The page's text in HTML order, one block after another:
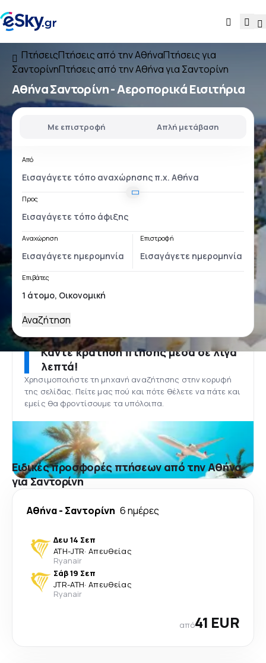
ΠτήσειςΠτήσεις από την ΑθήναΠτήσεις για
ΣαντορίνηΠτήσεις από την Αθήνα για Σαντορίνη
Αθήνα Σαντορίνη- Αεροπορικά Εισιτήρια
Με επιστροφή Απλή μετάβαση
Από
Προς
Αναχώρηση Επιστροφή
Επιβάτες
Αναζήτηση
Κάντε κράτηση πτήσης μέσα σε λίγα
λεπτά!
Χρησιμοποιήστε τη μηχανή αναζήτησης στην κορυφή
της σελίδας. Πείτε μας πού και πότε θέλετε να πάτε και
εμείς θα φροντίσουμε τα υπόλοιπα.
Ειδικές προσφορές πτήσεων από την Αθήνα
για Σαντορίνη
Αθήνα- Σαντορίνη 6 ημέρες
Δευ 14 Σεπ
ATH-JTR· Απευθείας
Ryanair
Σάβ 19 Σεπ
JTR-ATH· Απευθείας
Ryanair
από41 EUR